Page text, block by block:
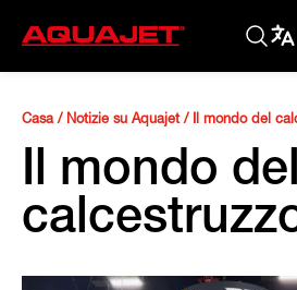
Casa/ Notizie su Aquajet/ Il mondo del
Il mondo del